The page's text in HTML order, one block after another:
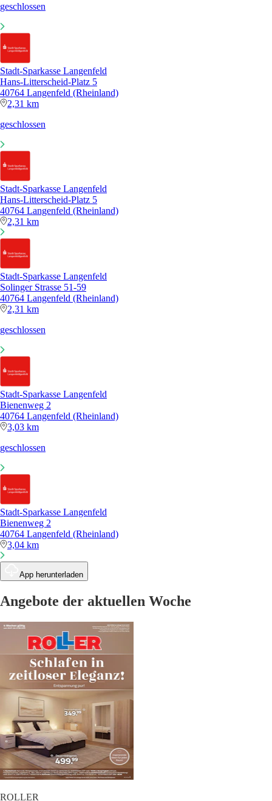
geschlossen
Stadt-Sparkasse Langenfeld
Hans-Litterscheid-Platz 5
40764 Langenfeld (Rheinland)
2,31 km
geschlossen
Stadt-Sparkasse Langenfeld
Hans-Litterscheid-Platz 5
40764 Langenfeld (Rheinland)
2,31 km
Stadt-Sparkasse Langenfeld
Solinger Strasse 51-59
40764 Langenfeld (Rheinland)
2,31 km
geschlossen
Stadt-Sparkasse Langenfeld
Bienenweg 2
40764 Langenfeld (Rheinland)
3,03 km
geschlossen
Stadt-Sparkasse Langenfeld
Bienenweg 2
40764 Langenfeld (Rheinland)
3,04 km
App herunterladen
Angebote der aktuellen Woche
ROLLER